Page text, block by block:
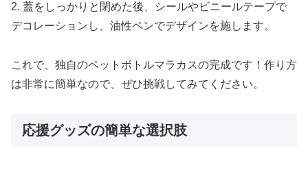
2. 蓋をしっかりと閉めた後、シールやビニールテープで
デコレーションし、油性ペンでデザインを施します。
これで、独自のペットボトルマラカスの完成です！作り方
は非常に簡単なので、ぜひ挑戦してみてください。
応援グッズの簡単な選択肢